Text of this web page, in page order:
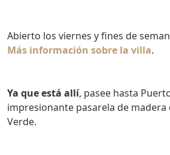
Abierto los viernes y fines de
Más información sobre la villa.
Ya que está allí, pasee hasta
impresionante pasarela de madera
Verde.